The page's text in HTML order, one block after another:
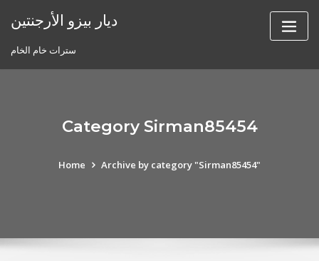
ديار بيزو الأرجنتين
سترات خام الخام
Category Sirman85454
Home Archive by category "Sirman85454"